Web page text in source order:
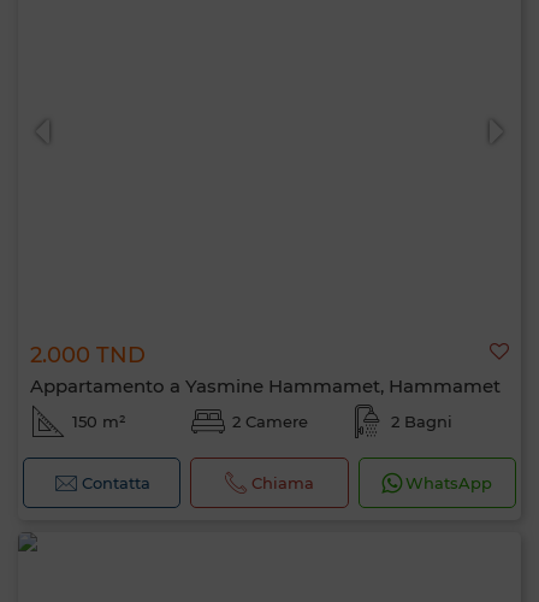
2.000 TND
Appartamento a Yasmine Hammamet, Hammamet
150 m² 2 Camere 2 Bagni
Contatta Chiama WhatsApp